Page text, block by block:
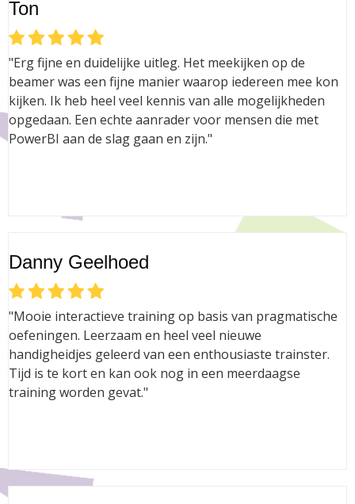
Ton
"Erg fijne en duidelijke uitleg. Het meekijken op de
beamer was een fijne manier waarop iedereen mee kon
kijken. Ik heb heel veel kennis van alle mogelijkheden
opgedaan. Een echte aanrader voor mensen die met
PowerBI aan de slag gaan en zijn."
Danny Geelhoed
"Mooie interactieve training op basis van pragmatische
oefeningen. Leerzaam en heel veel nieuwe
handigheidjes geleerd van een enthousiaste trainster.
Tijd is te kort en kan ook nog in een meerdaagse
training worden gevat."